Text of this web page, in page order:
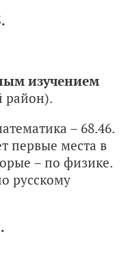
изучением
район).
– 68.46.
первые места в
– по физике.
русскому